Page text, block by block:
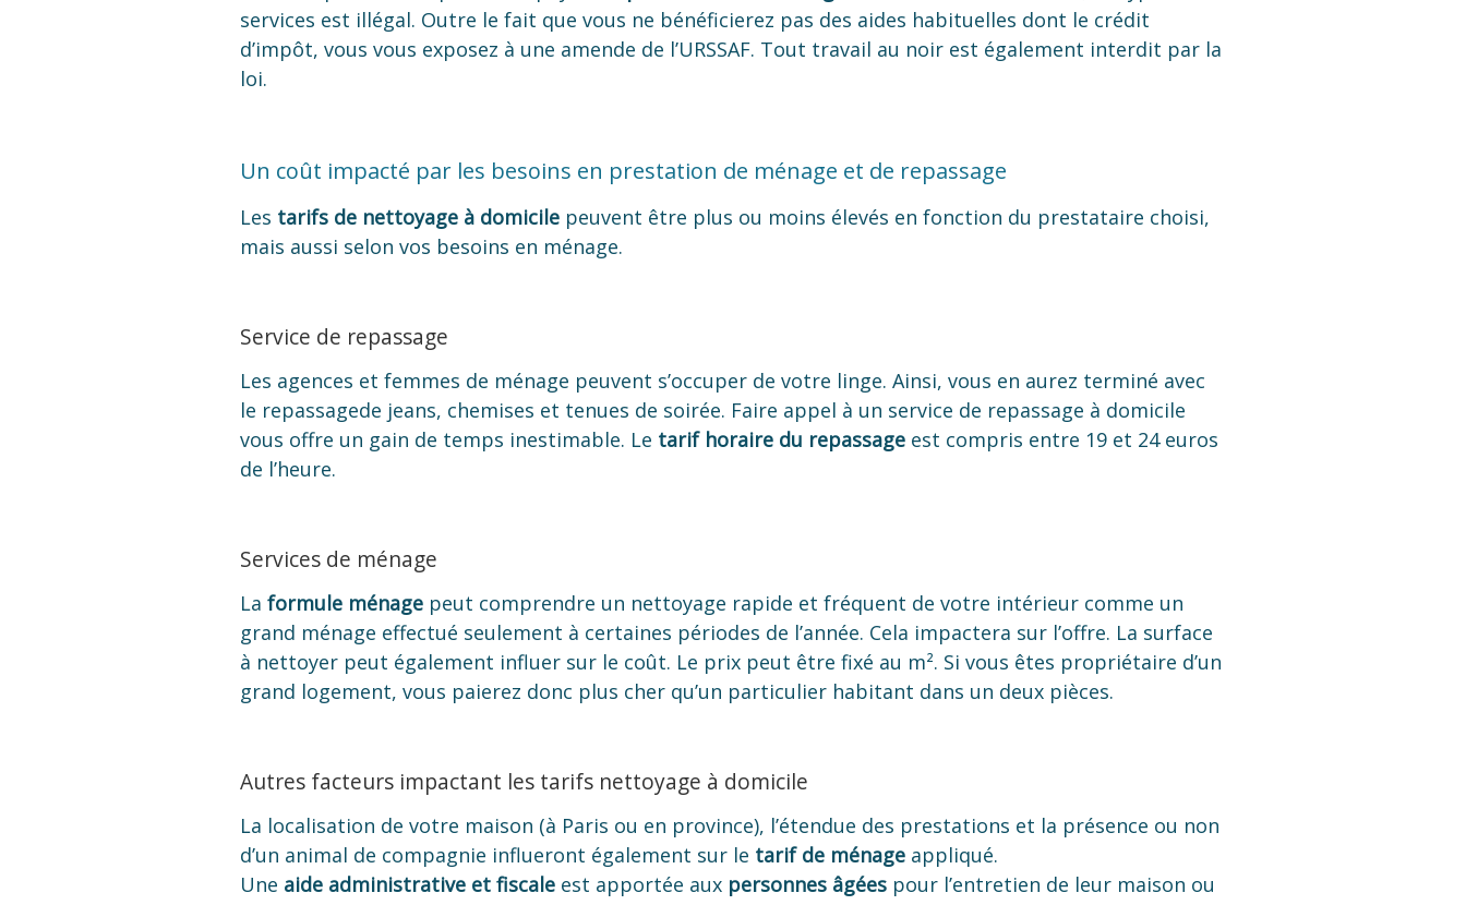
services est illégal. Outre le fait que vous ne bénéficierez pas des aides habituelles dont le crédit
d’impôt, vous vous exposez à une amende de l’URSSAF. Tout travail au noir est également interdit par la
loi.
Un coût impacté par les besoins en prestation de ménage et de repassage
Les tarifs de nettoyage à domicile peuvent être plus ou moins élevés en fonction du prestataire choisi,
mais aussi selon vos besoins en ménage.
Service de repassage
Les agences et femmes de ménage peuvent s’occuper de votre linge. Ainsi, vous en aurez terminé avec
le repassagede jeans, chemises et tenues de soirée. Faire appel à un service de repassage à domicile
vous offre un gain de temps inestimable. Le tarif horaire du repassage est compris entre 19 et 24 euros
de l’heure.
Services de ménage
La formule ménage peut comprendre un nettoyage rapide et fréquent de votre intérieur comme un
grand ménage effectué seulement à certaines périodes de l’année. Cela impactera sur l’offre. La surface
à nettoyer peut également influer sur le coût. Le prix peut être fixé au m². Si vous êtes propriétaire d’un
grand logement, vous paierez donc plus cher qu’un particulier habitant dans un deux pièces.
Autres facteurs impactant les tarifs nettoyage à domicile
La localisation de votre maison (à Paris ou en province), l’étendue des prestations et la présence ou non
d’un animal de compagnie influeront également sur le tarif de ménage appliqué.
Une aide administrative et fiscale est apportée aux personnes âgées pour l’entretien de leur maison ou